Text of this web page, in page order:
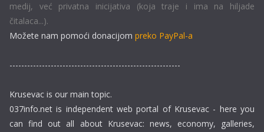
medij, već privatna inicijativa (koja traje i ima na hiljade
čitalaca...).
Možete nam pomoći donacijom preko PayPal-a
----------------------------------------------------------
Krusevac is our main topic.
037info.net is independent web portal of Krusevac - here you
can find out all about Krusevac: news, economy, galleries,